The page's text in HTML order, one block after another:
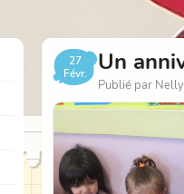
27
Févr.
Un
Publié par